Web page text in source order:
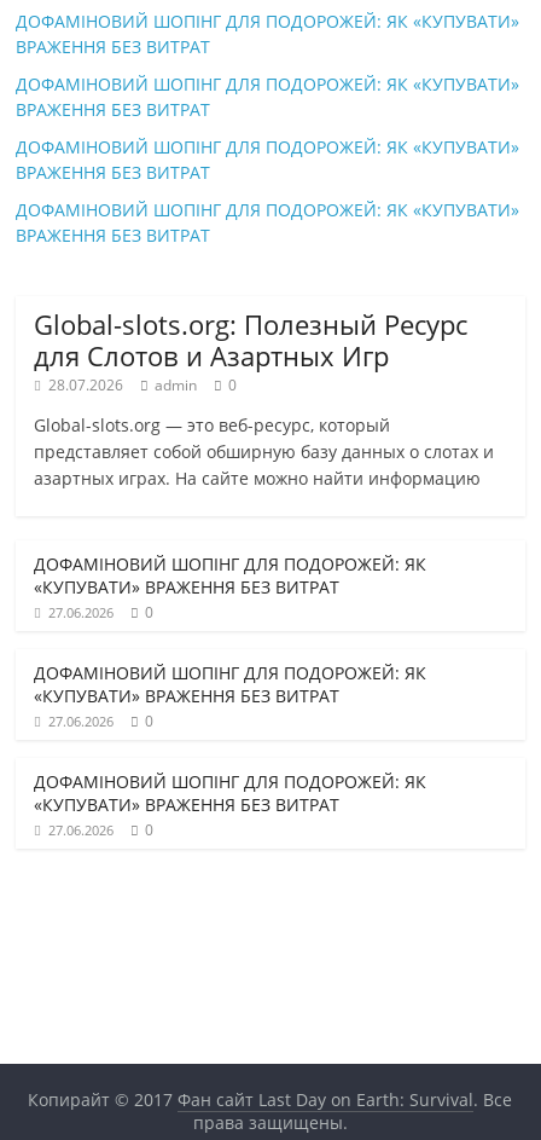
ДОФАМІНОВИЙ ШОПІНГ ДЛЯ ПОДОРОЖЕЙ: ЯК «КУПУВАТИ»
ВРАЖЕННЯ БЕЗ ВИТРАТ
ДОФАМІНОВИЙ ШОПІНГ ДЛЯ ПОДОРОЖЕЙ: ЯК «КУПУВАТИ»
ВРАЖЕННЯ БЕЗ ВИТРАТ
ДОФАМІНОВИЙ ШОПІНГ ДЛЯ ПОДОРОЖЕЙ: ЯК «КУПУВАТИ»
ВРАЖЕННЯ БЕЗ ВИТРАТ
ДОФАМІНОВИЙ ШОПІНГ ДЛЯ ПОДОРОЖЕЙ: ЯК «КУПУВАТИ»
ВРАЖЕННЯ БЕЗ ВИТРАТ
Global-slots.org: Полезный Ресурс
для Слотов и Азартных Игр
28.07.2026 admin 0
Global-slots.org — это веб-ресурс, который
представляет собой обширную базу данных о слотах и
азартных играх. На сайте можно найти информацию
ДОФАМІНОВИЙ ШОПІНГ ДЛЯ ПОДОРОЖЕЙ: ЯК
«КУПУВАТИ» ВРАЖЕННЯ БЕЗ ВИТРАТ
27.06.2026 0
ДОФАМІНОВИЙ ШОПІНГ ДЛЯ ПОДОРОЖЕЙ: ЯК
«КУПУВАТИ» ВРАЖЕННЯ БЕЗ ВИТРАТ
27.06.2026 0
ДОФАМІНОВИЙ ШОПІНГ ДЛЯ ПОДОРОЖЕЙ: ЯК
«КУПУВАТИ» ВРАЖЕННЯ БЕЗ ВИТРАТ
27.06.2026 0
Копирайт © 2017Фан сайт Last Day on Earth: Survival. Все
права защищены.